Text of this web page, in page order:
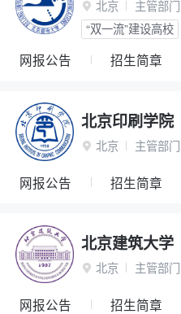
 北京 主管部门
“双一流”建设高校
网报公告 招生简章
北京印刷学院
 北京 主管部门
网报公告 招生简章
北京建筑大学
 北京 主管部门
网报公告 招生简章